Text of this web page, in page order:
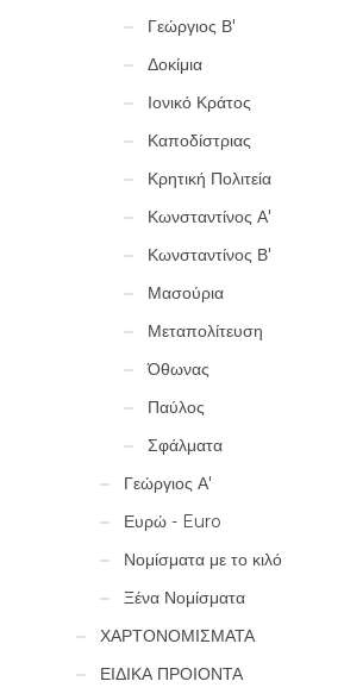
Γεώργιος Β'
Δοκίμια
Ιονικό Κράτος
Καποδίστριας
Κρητική Πολιτεία
Κωνσταντίνος Α'
Κωνσταντίνος Β'
Μασούρια
Μεταπολίτευση
Όθωνας
Παύλος
Σφάλματα
Γεώργιος Α'
Ευρώ - Euro
Νομίσματα με το κιλό
Ξένα Νομίσματα
ΧΑΡΤΟΝΟΜΙΣΜΑΤΑ
ΕΙΔΙΚΑ ΠΡΟΙΟΝΤΑ